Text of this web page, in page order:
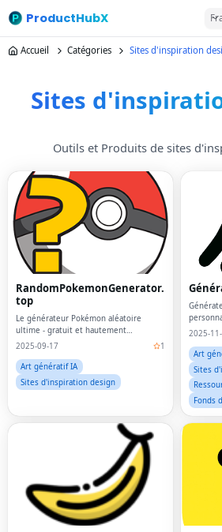
ProductHubX
Accueil Catégories Sites d'inspiration
Sites
Outils et Produits de sites
RandomPokemonGenerator.
top
Le générateur Pokémon aléatoire
ultime - gratuit et hautement
personnalisable
2025-09-17
1
Art génératif IA
Sites d'inspiration design
2025-
Art
Sites
Fonds